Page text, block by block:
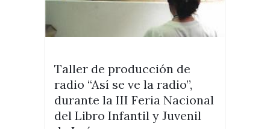
Taller de producción de
radio “Así se ve la radio”,
durante la III Feria Nacional
del Libro Infantil y Juvenil